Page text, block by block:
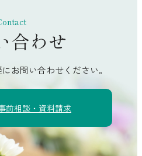
合わせ
お問い合わせください。
前相談・資料請求